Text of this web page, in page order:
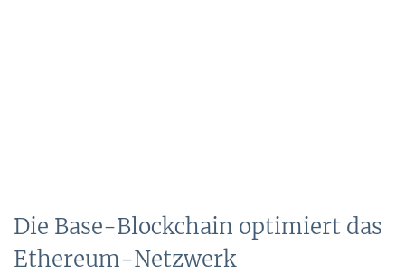
Die Base-Blockchain optimiert das
Ethereum-Netzwerk